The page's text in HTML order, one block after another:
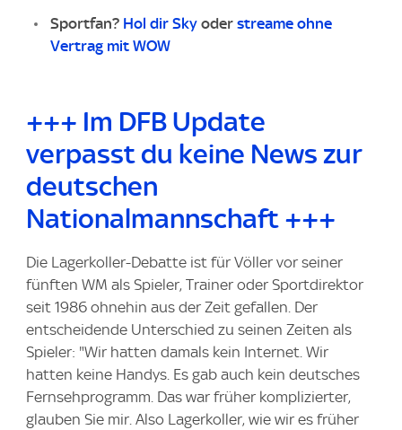
Sportfan? Hol dir Sky oder streame ohne
Vertrag mit WOW
+++ Im DFB Update
verpasst du keine News zur
deutschen
Nationalmannschaft +++
Die Lagerkoller-Debatte ist für Völler vor seiner
fünften WM als Spieler, Trainer oder Sportdirektor
seit 1986 ohnehin aus der Zeit gefallen. Der
entscheidende Unterschied zu seinen Zeiten als
Spieler: "Wir hatten damals kein Internet. Wir
hatten keine Handys. Es gab auch kein deutsches
Fernsehprogramm. Das war früher komplizierter,
glauben Sie mir. Also Lagerkoller, wie wir es früher